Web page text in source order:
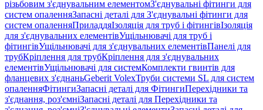
різьбовим з'єднувальним елементомЗ'єднувальні фітинги для
систем опаленняЗапасні деталі для З'єднувальні фітинги для
систем опаленняПриладдяІзоляція для труб і фітингівІзоляція
для з'єднувальних елементівУщільнювачі для труб і
фітингівУщільнювачі для з'єднувальних елементівПанелі для
трубКріплення для трубКріплення для з'єднувальних
елементівУщільнювачі для системКомплекти гвинтів для
фланцевих з'єднаньGeberit VolexТруби системи SL для систем
опаленняФітингиЗапасні деталі для ФітингиПерехідники та
з'єднання, роз'ємніЗапасні деталі для Перехідники та